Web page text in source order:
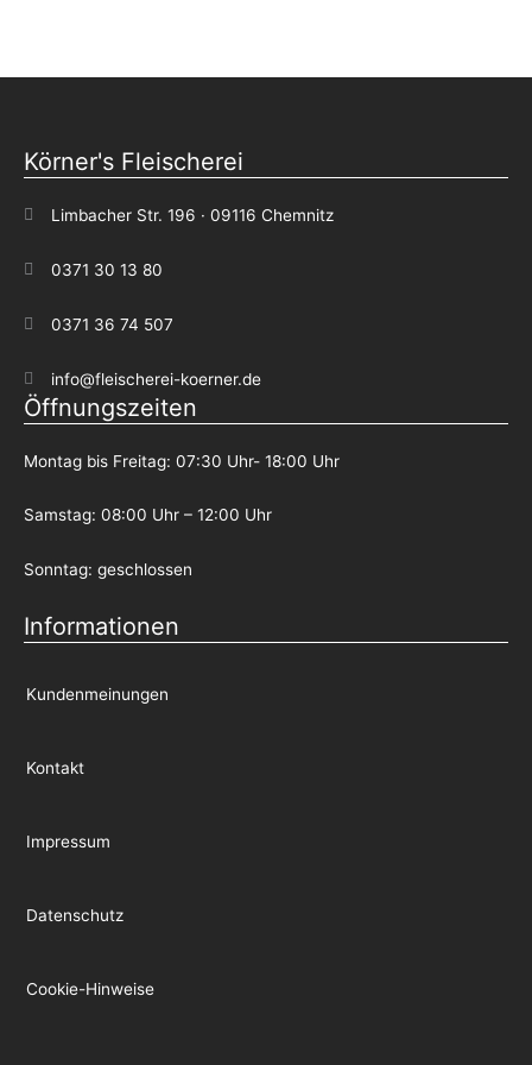
Körner's Fleischerei
Limbacher Str. 196 · 09116 Chemnitz
0371 30 13 80
0371 36 74 507
info@fleischerei-koerner.de
Öffnungszeiten
Montag bis Freitag: 07:30 Uhr- 18:00 Uhr
Samstag: 08:00 Uhr – 12:00 Uhr
Sonntag: geschlossen
Informationen
Kundenmeinungen
Kontakt
Impressum
Datenschutz
Cookie-Hinweise